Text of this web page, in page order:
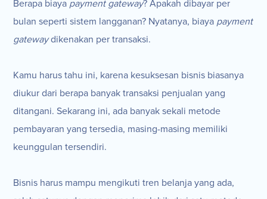
Berapa biaya payment gateway? Apakah dibayar per
bulan seperti sistem langganan? Nyatanya, biaya payment
gatewaydikenakan per transaksi.
Kamu harus tahu ini, karena kesuksesan bisnis biasanya
diukur dari berapa banyak transaksi penjualan yang
ditangani. Sekarang ini, ada banyak sekali metode
pembayaran yang tersedia, masing-masing memiliki
keunggulan tersendiri.
Bisnis harus mampu mengikuti tren belanja yang ada,